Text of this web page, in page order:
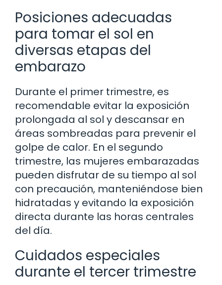
Posiciones adecuadas
para tomar el sol en
diversas etapas del
embarazo
Durante el primer trimestre, es
recomendable evitar la exposición
prolongada al sol y descansar en
áreas sombreadas para prevenir el
golpe de calor. En el segundo
trimestre, las mujeres embarazadas
pueden disfrutar de su tiempo al sol
con precaución, manteniéndose bien
hidratadas y evitando la exposición
directa durante las horas centrales
del día.
Cuidados especiales
durante el tercer trimestre